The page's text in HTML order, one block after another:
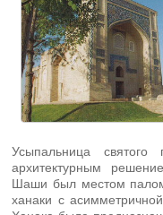
Усыпальница святого
архитектурным
Шаши был местом
ханаки с